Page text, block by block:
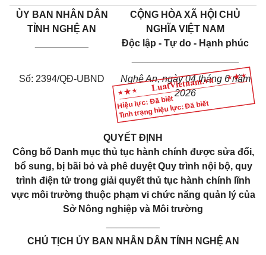
Hiệu lực: Đã biết
Tình trạng hiệu lực: Đã biết
ỦY BAN NHÂN DÂN
TỈNH NGHỆ AN
CỘNG HÒA XÃ HỘI CHỦ
NGHĨA VIỆT NAM
Độc lập - Tự do - Hạnh phúc
Số: 2394/QĐ-UBND
Nghệ An, ngày 04 tháng 6 năm
2026
QUYẾT ĐỊNH
Công bố Danh mục thủ tục hành chính được sửa đổi,
bổ sung, bị bãi bỏ và phê duyệt Quy trình nội bộ, quy
trình điện tử trong giải quyết thủ tục hành chính lĩnh
vực môi trường thuộc phạm vi chức năng quản lý của
Sở Nông nghiệp và Môi trường
CHỦ TỊCH ỦY BAN NHÂN DÂN TỈNH NGHỆ AN